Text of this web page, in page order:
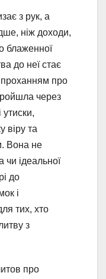
з рук, а
ніж доходи,
блаженної
до неї стає
про
через
утиски,
віру та
Вона не
чи ідеальної
до
і
тих, хто
з
про